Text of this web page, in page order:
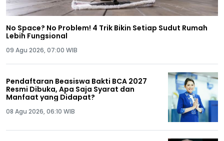
No Space? No Problem! 4 Trik Bikin Setiap Sudut Rumah
Lebih Fungsional
09 Agu 2026, 07:00 WIB
Pendaftaran Beasiswa Bakti BCA 2027
Resmi Dibuka, Apa Saja Syarat dan
Manfaat yang Didapat?
08 Agu 2026, 06:10 WIB